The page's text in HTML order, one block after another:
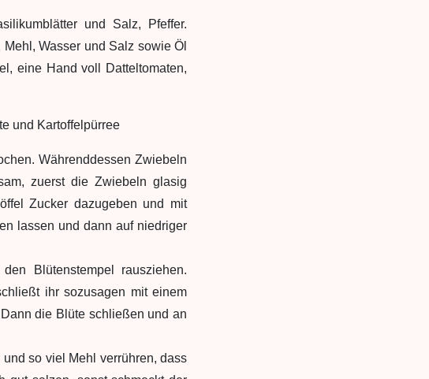
und Salz, Pfeffer.
Wasser und Salz sowie Öl
eine Hand voll Datteltomaten,
Währenddessen Zwiebeln
zuerst die Zwiebeln glasig
Zucker dazugeben und mit
lassen und dann auf niedriger
Blütenstempel rausziehen.
ihr sozusagen mit einem
die Blüte schließen und an
so viel Mehl verrühren, dass